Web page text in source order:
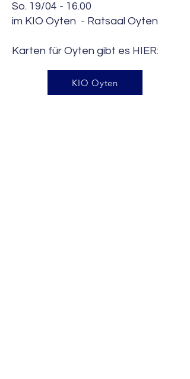
So. 19/04​ - 16.00
im KIO Oyten - Ratsaal Oyten
Karten für Oyten gibt es HIER:
KIO Oyten